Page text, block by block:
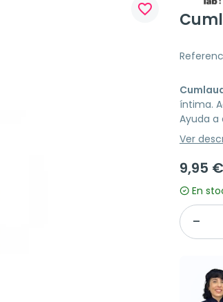
favorite_border
íntima.
Ayuda a
Ver
9,95 €
En